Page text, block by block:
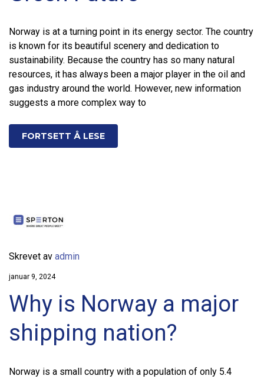
Norway is at a turning point in its energy sector. The country
is known for its beautiful scenery and dedication to
sustainability. Because the country has so many natural
resources, it has always been a major player in the oil and
gas industry around the world. However, new information
suggests a more complex way to
FORTSETT Å LESE
Skrevet av admin
januar 9, 2024
Why is Norway a major
shipping nation?
Norway is a small country with a population of only 5.4